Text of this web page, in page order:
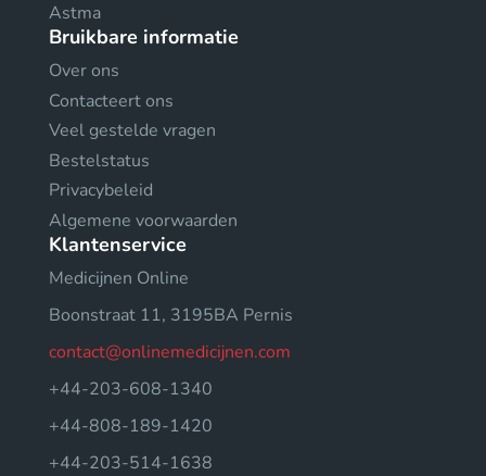
Astma
Bruikbare informatie
Over ons
Contacteert ons
Veel gestelde vragen
Bestelstatus
Privacybeleid
Algemene voorwaarden
Klantenservice
Medicijnen Online
Boonstraat 11, 3195BA Pernis
contact@onlinemedicijnen.com
+44-203-608-1340
+44-808-189-1420
+44-203-514-1638